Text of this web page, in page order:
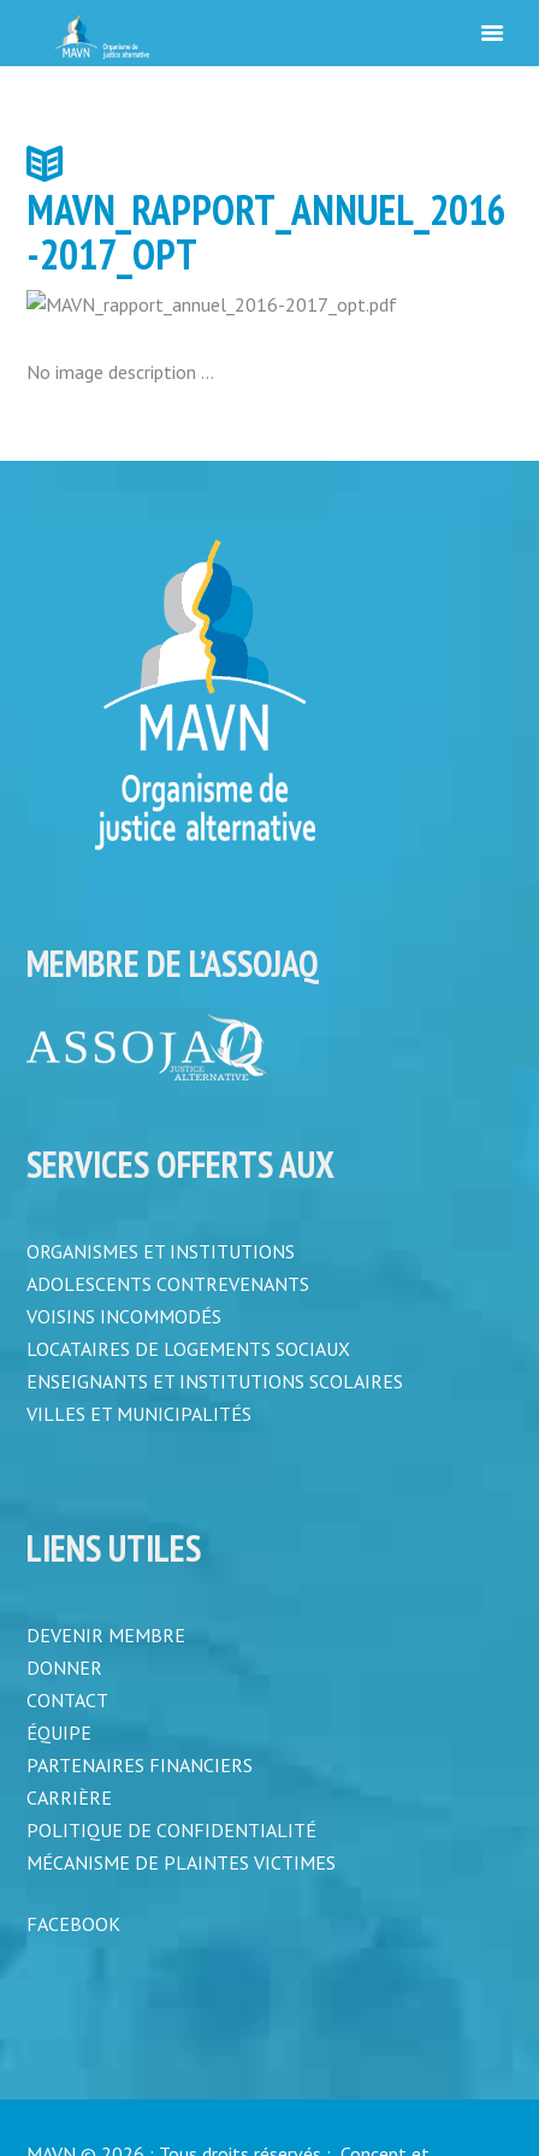
MAVN_RAPPORT_ANNUEL_2016
-2017_OPT
No image description ...
MEMBRE DE L’ASSOJAQ
SERVICES OFFERTS AUX
ORGANISMES ET INSTITUTIONS
ADOLESCENTS CONTREVENANTS
VOISINS INCOMMODÉS
LOCATAIRES DE LOGEMENTS SOCIAUX
ENSEIGNANTS ET INSTITUTIONS SCOLAIRES
VILLES ET MUNICIPALITÉS
LIENS UTILES
DEVENIR MEMBRE
DONNER
CONTACT
ÉQUIPE
PARTENAIRES FINANCIERS
CARRIÈRE
POLITIQUE DE CONFIDENTIALITÉ
MÉCANISME DE PLAINTES VICTIMES
FACEBOOK